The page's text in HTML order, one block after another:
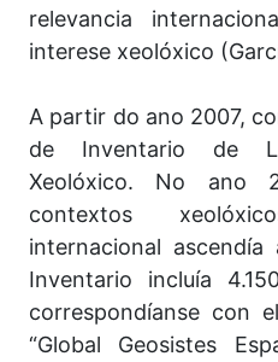
relevancia
interese xeolóxico
A partir do ano 2007,
de Inventario de
Xeolóxico. No ano
contextos
internacional
Inventario incluía
correspondíanse con
“Global Geosistes